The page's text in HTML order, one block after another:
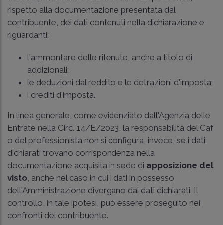
rispetto alla documentazione presentata dal
contribuente, dei dati contenuti nella dichiarazione e
riguardanti:
l'ammontare delle ritenute, anche a titolo di
addizionali;
le deduzioni dal reddito e le detrazioni d'imposta;
i crediti d'imposta.
In linea generale, come evidenziato dall'Agenzia delle
Entrate nella Circ. 14/E/2023 , la responsabilità del Caf
o del professionista non si configura, invece, se i dati
dichiarati trovano corrispondenza nella
documentazione acquisita in sede di apposizione del
visto , anche nel caso in cui i dati in possesso
dell'Amministrazione divergano dai dati dichiarati. Il
controllo, in tale ipotesi, può essere proseguito nei
confronti del contribuente.